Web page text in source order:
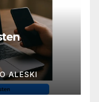
ALESKI